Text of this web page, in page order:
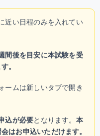
近い日程のみを入れてい
間後を目安に本試験を受
。
ームは新しいタブで開き
込が必要となります。 本
はお申込いただけます。